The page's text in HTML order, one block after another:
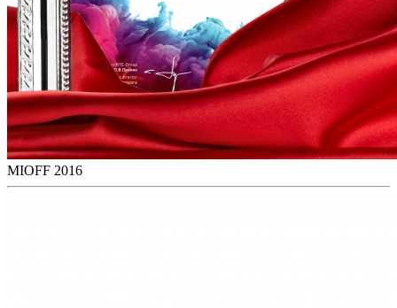
MIOFF 2016